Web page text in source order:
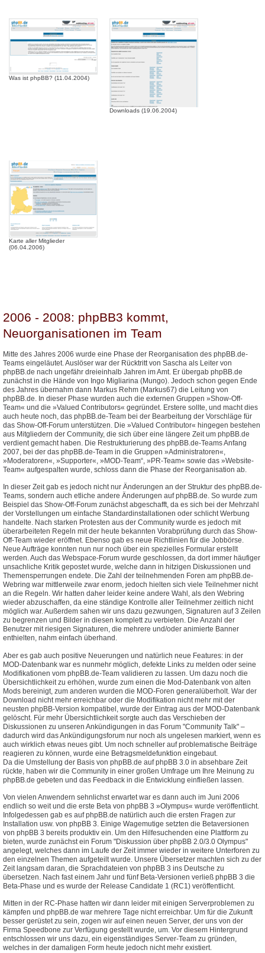
Was ist phpBB? (11.04.2004)
Downloads (19.06.2004)
Karte aller Mitglieder
(06.04.2006)
2006 - 2008: phpBB3 kommt,
Neuorganisationen im Team
Mitte des Jahres 2006 wurde eine Phase der Reorganisation des phpBB.de-
Teams eingeläutet. Auslöser war der Rücktritt von Sascha als Leiter von
phpBB.de nach ungefähr dreieinhalb Jahren im Amt. Er übergab phpBB.de
zunächst in die Hände von Ingo Migliarina (Mungo). Jedoch schon gegen Ende
des Jahres übernahm dann Markus Rehm (Markus67) die Leitung von
phpBB.de. In dieser Phase wurden auch die externen Gruppen »Show-Off-
Team« und die »Valued Contributors« gegründet. Erstere sollte, und macht dies
auch heute noch, das phpBB.de-Team bei der Bearbeitung der Vorschläge für
das Show-Off-Forum unterstützen. Die »Valued Contributor« hingegen bestehen
aus Mitgliedern der Community, die sich über eine längere Zeit um phpBB.de
verdient gemacht haben. Die Restrukturierung des phpBB.de-Teams Anfang
2007, bei der das phpBB.de-Team in die Gruppen »Administratoren«,
»Moderatoren«, »Supporter«, »MOD-Team“, »PR-Team« sowie das »Website-
Team« aufgespalten wurde, schloss dann die Phase der Reorganisation ab.
In dieser Zeit gab es jedoch nicht nur Änderungen an der Struktur des phpBB.de-
Teams, sondern auch etliche andere Änderungen auf phpBB.de. So wurde zum
Beispiel das Show-Off-Forum zunächst abgeschafft, da es sich bei der Mehrzahl
der Vorstellungen um einfache Standardinstallationen oder schlicht Werbung
handelte. Nach starken Protesten aus der Community wurde es jedoch mit
überarbeiteten Regeln mit der heute bekannten Vorabprüfung durch das Show-
Off-Team wieder eröffnet. Ebenso gab es neue Richtlinien für die Jobbörse.
Neue Aufträge konnten nun nur noch über ein spezielles Formular erstellt
werden. Auch das Webspace-Forum wurde geschlossen, da dort immer häufiger
unsachliche Kritik gepostet wurde, welche dann in hitzigen Diskussionen und
Themensperrungen endete. Die Zahl der teilnehmenden Foren am phpBB.de-
Webring war mittlerweile zwar enorm, jedoch hielten sich viele Teilnehmer nicht
an die Regeln. Wir hatten daher leider keine andere Wahl, als den Webring
wieder abzuschaffen, da eine ständige Kontrolle aller Teilnehmer zeitlich nicht
möglich war. Außerdem sahen wir uns dazu gezwungen, Signaturen auf 3 Zeilen
zu begrenzen und Bilder in diesen komplett zu verbieten. Die Anzahl der
Benutzer mit riesigen Signaturen, die mehrere und/oder animierte Banner
enthielten, nahm einfach überhand.
Aber es gab auch positive Neuerungen und natürlich neue Features: in der
MOD-Datenbank war es nunmehr möglich, defekte Links zu melden oder seine
Modifikationen vom phpBB.de-Team validieren zu lassen. Um dazu noch die
Übersichtlichkeit zu erhöhen, wurde zum einen die Mod-Datenbank von alten
Mods bereinigt, zum anderen wurden die MOD-Foren generalüberholt. War der
Download nicht mehr erreichbar oder die Modifikation nicht mehr mit der
neusten phpBB-Version kompatibel, wurde der Eintrag aus der MOD-Datenbank
gelöscht. Für mehr Übersichtlichkeit sorgte auch das Verschieben der
Diskussionen zu unseren Ankündigungen in das Forum "Community Talk" –
dadurch wird das Ankündigungsforum nur noch als ungelesen markiert, wenn es
auch wirklich etwas neues gibt. Um noch schneller auf problematische Beiträge
reagieren zu können, wurde eine Betragsmeldefunktion eingebaut.
Da die Umstellung der Basis von phpBB.de auf phpBB 3.0 in absehbare Zeit
rückte, haben wir die Community in einer großen Umfrage um Ihre Meinung zu
phpBB.de gebeten und das Feedback in die Entwicklung einfließen lassen.
Von vielen Anwendern sehnlichst erwartet war es dann auch im Juni 2006
endlich so weit und die erste Beta von phpBB 3 »Olympus« wurde veröffentlicht.
Infolgedessen gab es auf phpBB.de natürlich auch die ersten Fragen zur
Installation usw. von phpBB 3. Einige Wagemutige setzten die Betaversionen
von phpBB 3 bereits produktiv ein. Um den Hilfesuchenden eine Plattform zu
bieten, wurde zunächst ein Forum "Diskussion über phpBB 2.0/3.0 Olympus"
angelegt, welches dann im Laufe der Zeit immer wieder in weitere Unterforen zu
den einzelnen Themen aufgeteilt wurde. Unsere Übersetzer machten sich zu der
Zeit langsam daran, die Sprachdateien von phpBB 3 ins Deutsche zu
übersetzen. Nach fast einem Jahr und fünf Beta-Versionen verließ phpBB 3 die
Beta-Phase und es wurde der Release Candidate 1 (RC1) veröffentlicht.
Mitten in der RC-Phase hatten wir dann leider mit einigen Serverproblemen zu
kämpfen und phpBB.de war mehrere Tage nicht erreichbar. Um für die Zukunft
besser gerüstet zu sein, zogen wir auf einen neuen Server, der uns von der
Firma Speedbone zur Verfügung gestellt wurde, um. Vor diesem Hintergrund
entschlossen wir uns dazu, ein eigenständiges Server-Team zu gründen,
welches in der damaligen Form heute jedoch nicht mehr existiert.